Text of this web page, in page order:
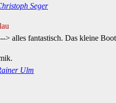
Seger
> alles fantastisch. Das kleine
Ulm